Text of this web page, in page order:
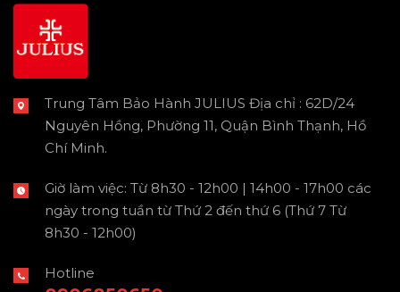
Trung Tâm Bảo Hành JULIUS Địa chỉ : 62D/24
Nguyên Hồng, Phường 11, Quận Bình Thạnh, Hồ
Chí Minh.
Giờ làm việc: Từ 8h30 - 12h00 | 14h00 - 17h00 các
ngày trong tuần từ Thứ 2 đến thứ 6 (Thứ 7 Từ
8h30 - 12h00)
Hotline